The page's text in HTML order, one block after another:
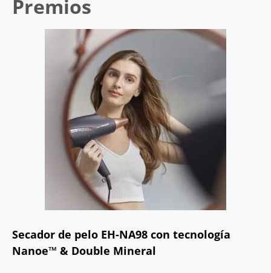
Premios
Secador de pelo EH-NA98 con tecnología
Nanoe™ & Double Mineral